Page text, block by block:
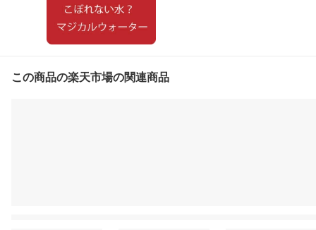
この商品の楽天市場の関連商品